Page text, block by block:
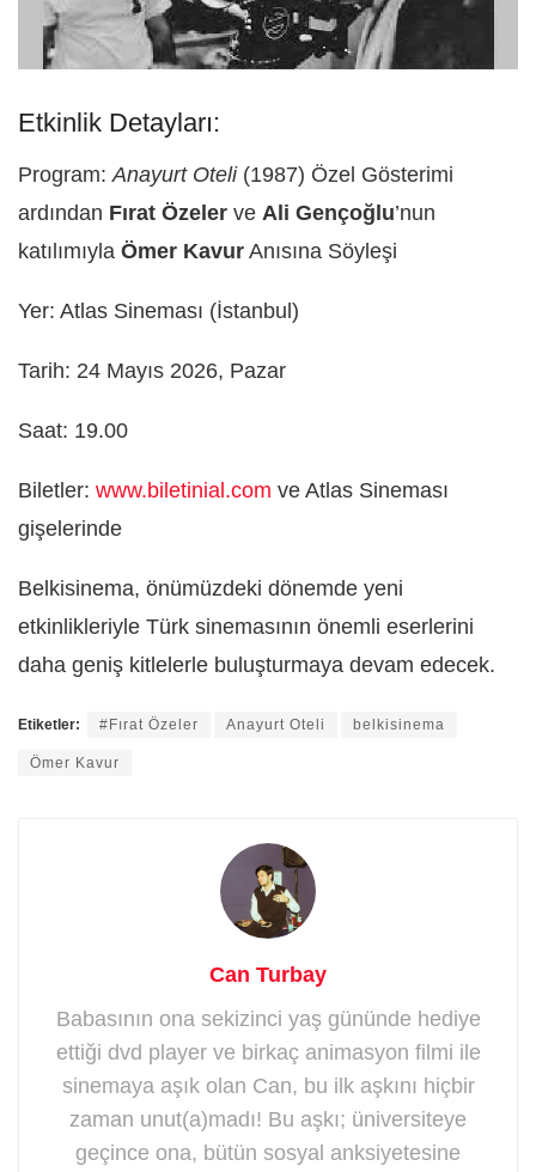
Etkinlik Detayları:
Program: Anayurt Oteli(1987) Özel Gösterimi
ardından Fırat Özeler ve Ali Gençoğlu’nun
katılımıyla Ömer Kavur Anısına Söyleşi
Yer: Atlas Sineması (İstanbul)
Tarih: 24 Mayıs 2026, Pazar
Saat: 19.00
Biletler: www.biletinial.com ve Atlas Sineması
gişelerinde
Belkisinema, önümüzdeki dönemde yeni
etkinlikleriyle Türk sinemasının önemli eserlerini
daha geniş kitlelerle buluşturmaya devam edecek.
Etiketler: #Fırat Özeler Anayurt Oteli belkisinema
Ömer Kavur
Can Turbay
Babasının ona sekizinci yaş gününde hediye
ettiği dvd player ve birkaç animasyon filmi ile
sinemaya aşık olan Can, bu ilk aşkını hiçbir
zaman unut(a)madı! Bu aşkı; üniversiteye
geçince ona, bütün sosyal anksiyetesine